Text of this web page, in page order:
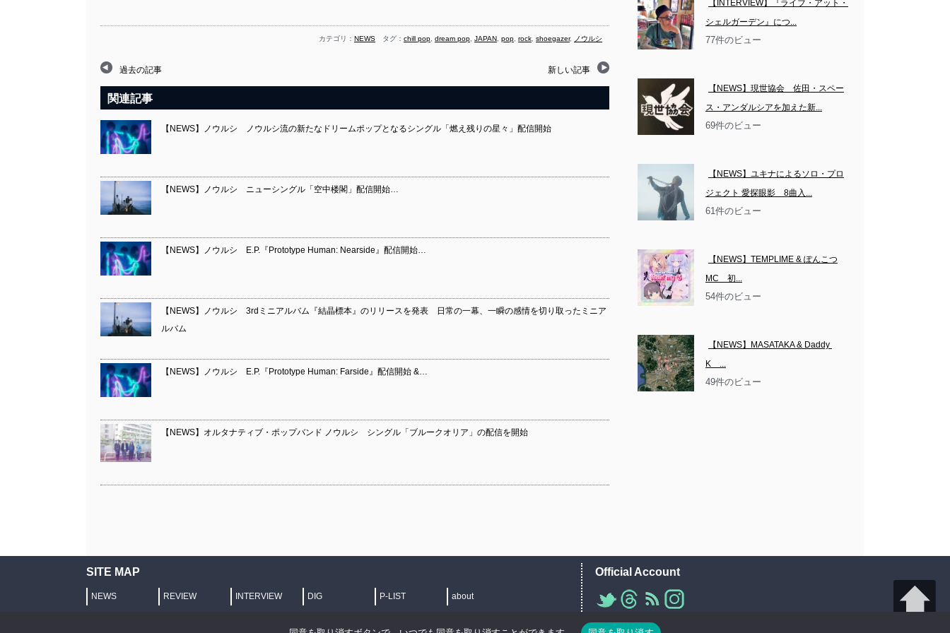
カテゴリ： NEWS タグ： chill pop dream pop JAPAN pop rock shoegazer, ノウルシ
過去の記事 新しい記事
関連記事
【NEWS】ノウルシ ノウルシ流の新たなドリームポップとなるシングル「燃え残りの星々」配信開始
【NEWS】ノウルシ ニューシングル「空中楼閣」配信開始…
【NEWS】ノウルシ E.P.『Prototype Human: Nearside』配信開始…
【NEWS】ノウルシ 3rdミニアルバム『結晶標本』のリリースを発表 日常の一幕、一瞬の感情を切り取ったミニア
ルバム
【NEWS】ノウルシ E.P.『Prototype Human: Farside』配信開始 &…
【NEWS】オルタナティブ・ポップバンド ノウルシ シングル「ブルークオリア」の配信を開始
【INTERVIEW】『ライブ・アット・
シェルガーデン』につ...
77件のビュー
【NEWS】現世協会　佐田・スペー
ス・アンダルシアを加えた新...
69件のビュー
【NEWS】ユキナによるソロ・プロ
ジェクト 愛探眼影　8曲入...
61件のビュー
【NEWS】TEMPLIME & ぽんこつ
MC　初...
54件のビュー
【NEWS】MASATAKA & Daddy
K　...
49件のビュー
SITE MAP
NEWS REVIEW INTERVIEW DIG P-LIST about
Official Account
">